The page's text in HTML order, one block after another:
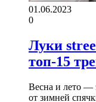
01.06.2023
0
Луки
топ-15
Весна и лето —
от зимней